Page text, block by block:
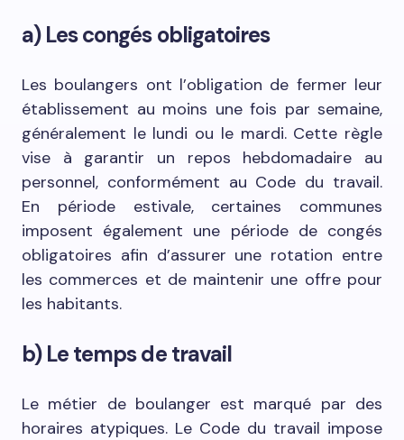
a) Les congés obligatoires
Les boulangers ont l’obligation de fermer leur
établissement au moins une fois par semaine,
généralement le lundi ou le mardi. Cette règle
vise à garantir un repos hebdomadaire au
personnel, conformément au Code du travail.
En période estivale, certaines communes
imposent également une période de congés
obligatoires afin d’assurer une rotation entre
les commerces et de maintenir une offre pour
les habitants.
b) Le temps de travail
Le métier de boulanger est marqué par des
horaires atypiques. Le Code du travail impose